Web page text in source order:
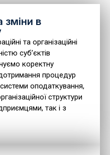
зміни в
та організаційні
суб’єктів
коректну
процедур
системи оподаткування,
структури
так і з